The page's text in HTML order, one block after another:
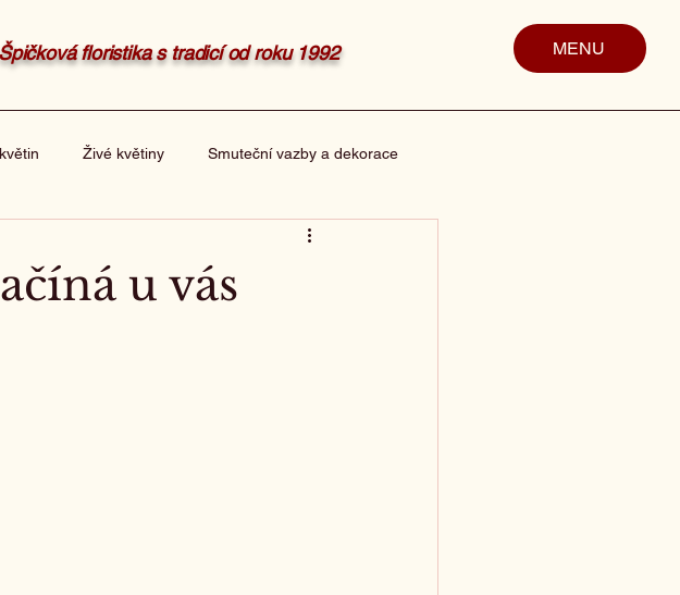
Špičková floristika s tradicí od roku 1992 MENU
Živé květiny Smuteční vazby a dekorace
u vás